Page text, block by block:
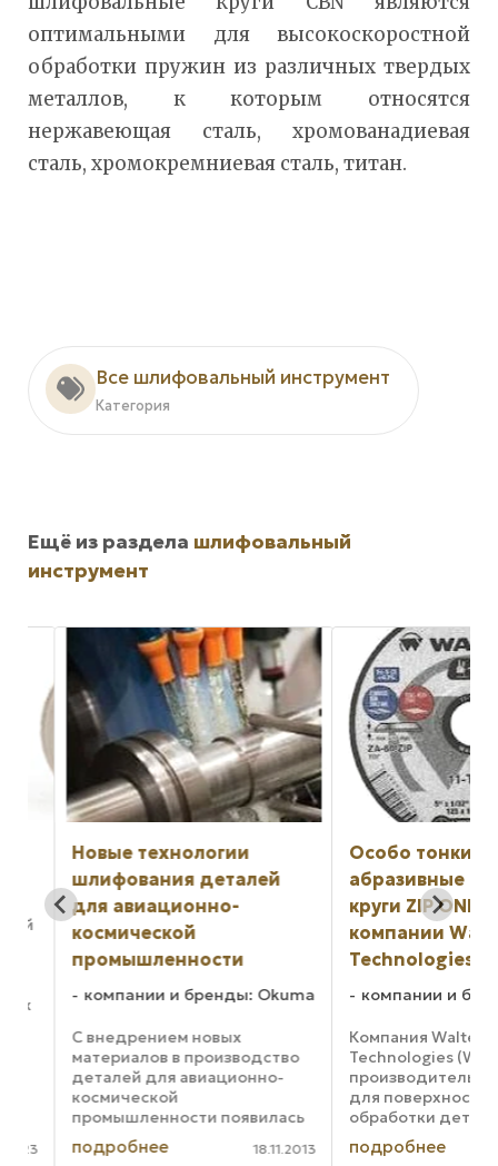
оптимальными для высокоскоростной
обработки пружин из различных твердых
металлов, к которым относятся
нержавеющая сталь, хромованадиевая
сталь, хромокремниевая сталь, титан.
Все шлифовальный инструмент
Категория
Ещё из раздела шлифовальный
инструмент
Новые технологии
шлифования деталей
для авиационно-
космической
промышленности
компании и бренды: Okuma
С внедрением новых
материалов в производство
деталей для авиационно-
космической
промышленности появилась
потребность в новых
технологиях их
подробнее 18.11.2013
Особо тонкие
абразивные
круги ZIP ONE от
компании
Technologies
компании и
Компания Walter
Technologies
производитель
для поверхностной
обработки деталей,
представляет
тонких абразивных
подробнее